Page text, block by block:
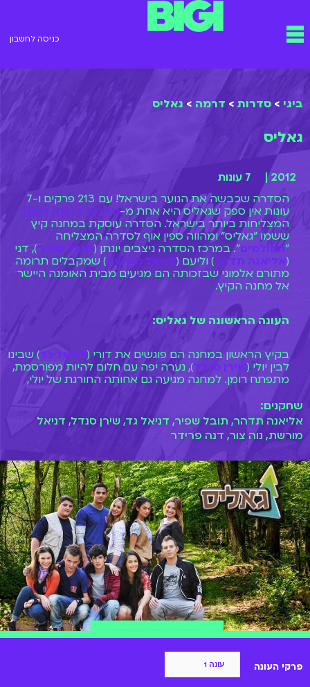
תפריט כניסה לחשבון
ביגי > סדרות > דרמה > גאליס
גאליס
2012 |
7 עונות
הסדרה שכבשה את הנוער בישראל! עם 213 פרקים ו-7
עונות אין ספק שגאליס היא אחת מ-סדרות דרמה לנוער
המצליחות ביותר בישראל. הסדרה עוסקת במחנה קיץ
ששמו "גאליס" ומהווה ספין אוף לסדרה המצליחה
"החולמים". במרכז הסדרה ניצבים יונתן (תובל שפיר), דני
(אליאנה תדהר) וליעם (דניאל מורשת) שמקבלים תרומה
מתורם אלמוני שבזכותה הם מגיעים מבית האומנה היישר
אל מחנה הקיץ.
העונה הראשונה של גאליס:
בקיץ הראשון במחנה הם פוגשים את דורי (דניאל גד) שבינו
לבין יולי (שירן סנדל), נערה יפה עם חלום להיות מפורסמת,
מתפתח רומן. למחנה מגיעה גם אחותה החורגת של יולי,
) שלאט לאט מתחברת לדורי. בינתיים
הדמויות נסחפות להרפתקה סוערת אחר לוחות הגורל.
בעונה הראשונה תפגשו גם את נינה (
עמליה (הדס קלדרון) וארי (גיא זוארץ) שהוא גם מנהל
המחנה של גאליס. בהמשך הסדרה יגלה ארי יגלה על עצמו
משהו שישנה את חייו.
בזמן החיפוש אחר לוחות הגורל, נרקם רומן בין הוגו (נוה
צור), הילד הגאון של המחנה, לבין עדי (מאיה קורן). בעונה
הראשונה תכירו לראשונה גם את שרון (תמר עמית יוסף),
החברה הכי טובה של יולי ואדם (בן אדם) חברו הטוב של
דורי.
עונה שניה ושלישית:
בעונה השניה (והקיץ השני במחנה) יונתן מגלה את העיר
האבודה "גאליסיה" ואת העובדה שרק הוא יכול להציל את
העיר ואנשיה משלטונה של זארדה הרעה (
למחנה מצטרפים גם אדוארד (עמרי לוקאס), אלכס (מאור
שווייצר), דפני, אחותה של עדי (
שחקנים:
אליאנה תדהר, תובל שפיר, דניאל גד, שירן סנדל, דניאל
מורשת, נוה צור, דנה פרידר
הצטרפות ל-BIGI
פרקי העונה